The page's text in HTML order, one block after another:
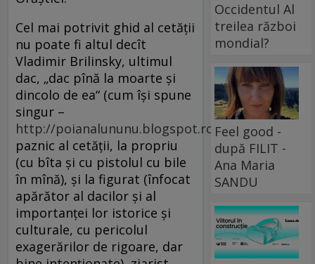
Cel mai potrivit ghid al cetăţii
nu poate fi altul decît
Vladimir Brilinsky, ultimul
dac, „dac pînă la moarte şi
dincolo de ea“ (cum îşi spune
singur –
http://poianalununu.blogspot.ro/),
paznic al cetăţii, la propriu
(cu bîta şi cu pistolul cu bile
în mînă), şi la figurat (înfocat
apărător al dacilor şi al
importanţei lor istorice şi
culturale, cu pericolul
exagerărilor de rigoare, dar
Occidentul Al
treilea război
mondial?
Feel good -
după FILIT -
Ana Maria
SANDU